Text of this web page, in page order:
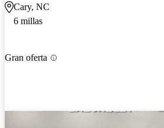
Cary, NC
6 millas
Gran oferta